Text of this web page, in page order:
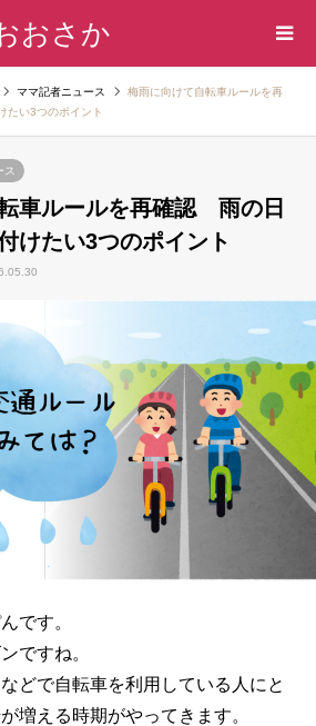
おさか
ママ記者ニュース
梅雨に向けて自転車ルールを再
い3つのポイント
ス
車ルールを再確認 雨の日
けたい3つのポイント
です。
ですね。
どで自転車を利用している人にと
増える時期がやってきます。